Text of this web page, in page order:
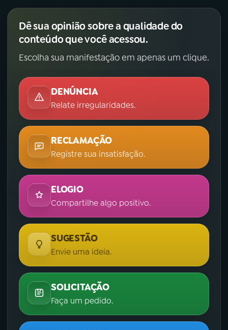
Dê sua opinião sobre a qualidade do
conteúdo que você acessou.
Escolha sua manifestação em apenas um clique.
DENÚNCIA
Relate irregularidades.
RECLAMAÇÃO
Registre sua insatisfação.
ELOGIO
Compartilhe algo positivo.
SUGESTÃO
Envie uma ideia.
SOLICITAÇÃO
Faça um pedido.